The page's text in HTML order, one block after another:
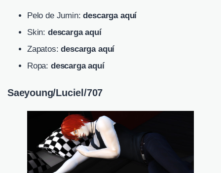
Pelo de Jumin:descarga aquí
Skin: descarga aquí
Zapatos:descarga aquí
Ropa: descarga aquí
Saeyoung/Luciel/707